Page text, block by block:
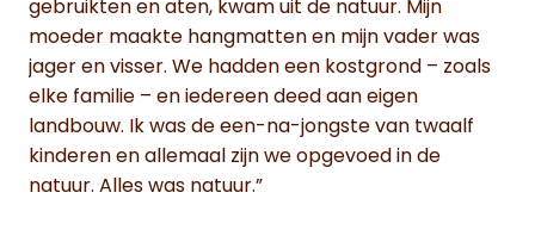
gebruikten en aten, kwam uit de natuur. Mijn
moeder maakte hangmatten en mijn vader was
jager en visser. We hadden een kostgrond – zoals
elke familie – en iedereen deed aan eigen
landbouw. Ik was de een-na-jongste van twaalf
kinderen en allemaal zijn we opgevoed in de
natuur. Alles was natuur.”